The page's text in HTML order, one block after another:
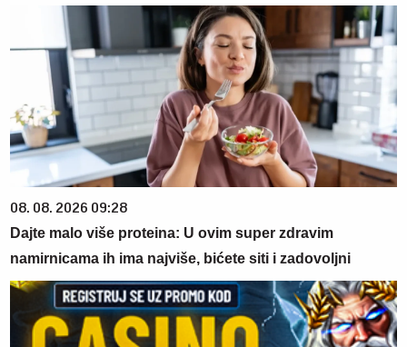
08. 08. 2026 09:28
Dajte malo više proteina: U ovim super zdravim
namirnicama ih ima najviše, bićete siti i zadovoljni